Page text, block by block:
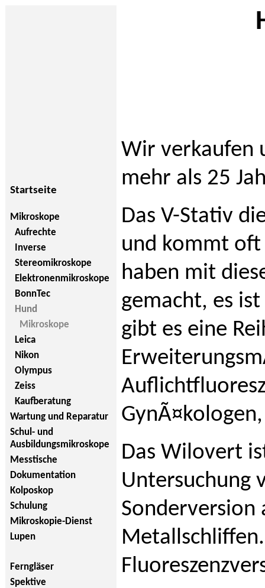
Startseite
Mikroskope
Aufrechte
Inverse
Stereomikroskope
Elektronenmikroskope
BonnTec
Hund
Mikroskope
Leica
Nikon
Olympus
Zeiss
Kaufberatung
Wartung und Reparatur
Schul- und
Ausbildungsmikroskope
Messtische
Dokumentation
Kolposkop
Schulung
Mikroskopie-Dienst
Lupen
Ferngläser
Spektive
Wir verkaufen
mehr als 25
Das V-Stativ
und kommt oft
haben mit
gemacht, es
gibt es eine
Das Wilovert
Untersuchung
Sonderversion